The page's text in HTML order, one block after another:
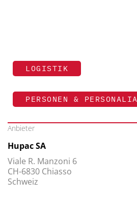
LOGISTIK
PERSONEN & PERSONALIA
Anbieter
Hupac SA
Viale R. Manzoni 6
CH-6830 Chiasso
Schweiz